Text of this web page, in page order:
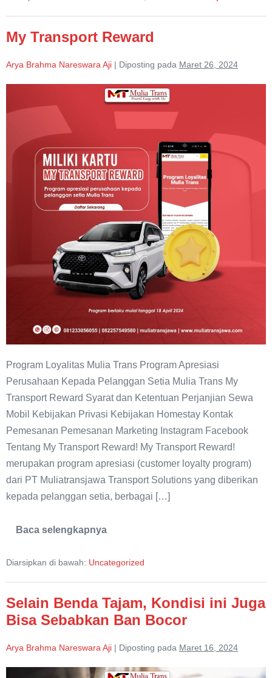
My Transport Reward
Arya Brahma Nareswara Aji | Diposting pada Maret 26, 2024
Transport
Program Loyalitas Mulia Trans Program Apresiasi
Perusahaan Kepada Pelanggan Setia Mulia Trans My
Transport Reward Syarat dan Ketentuan Perjanjian Sewa
Mobil Kebijakan Privasi Kebijakan Homestay Kontak
Pemesanan Pemesanan Marketing Instagram Facebook
Tentang My Transport Reward! My Transport Reward!
merupakan program apresiasi (customer loyalty program)
dari PT Muliatransjawa Transport Solutions yang diberikan
kepada pelanggan setia, berbagai […]
Baca selengkapnya
My
Diarsipkan di bawah: Uncategorized
Selain Benda Tajam, Kondisi ini Juga
Bisa Sebabkan Ban Bocor
Arya Brahma Nareswara Aji | Diposting pada Maret 16, 2024